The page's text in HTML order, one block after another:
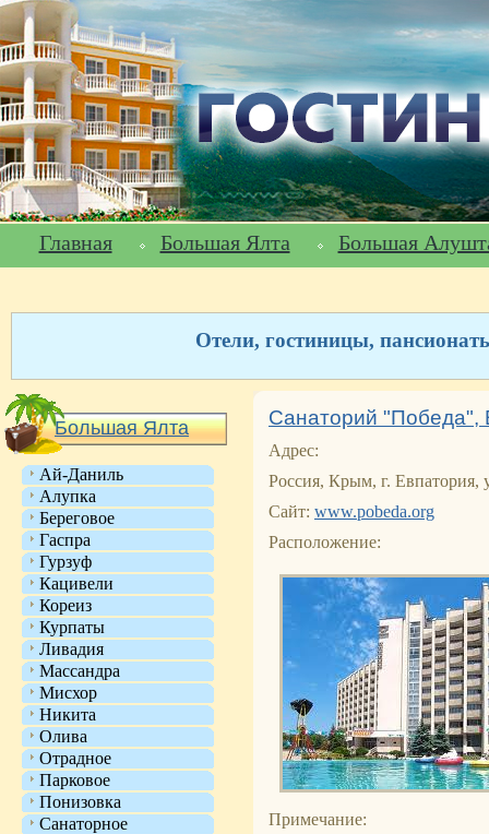
Главная Большая Ялта Большая
Отели, гостиницы,
Большая Ялта
Ай-Даниль
Алупка
Береговое
Гаспра
Гурзуф
Кацивели
Кореиз
Курпаты
Ливадия
Массандра
Мисхор
Никита
Олива
Отрадное
Парковое
Понизовка
Санаторное
Санаторий "Победа",
Адрес:
Россия, Крым, г. Евпатория,
Сайт: www.pobeda.org
Расположение:
Примечание: